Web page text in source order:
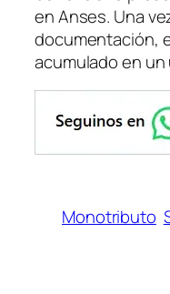
en Anses. Una
documentación,
acumulado en un
Monotributo